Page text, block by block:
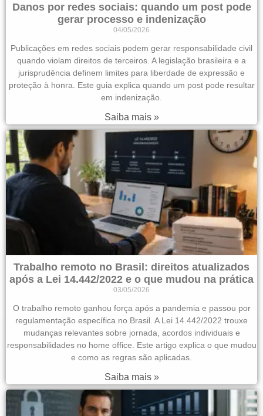
Danos por redes sociais: quando um post pode
gerar processo e indenização
04/05/2026
Publicações em redes sociais podem gerar responsabilidade civil
quando violam direitos de terceiros. A legislação brasileira e a
jurisprudência definem limites para liberdade de expressão e
proteção à honra. Este guia explica quando um post pode resultar
em indenização.
Saiba mais »
Trabalho remoto no Brasil: direitos atualizados
após a Lei 14.442/2022 e o que mudou na prática
03/05/2026
O trabalho remoto ganhou força após a pandemia e passou por
regulamentação específica no Brasil. A Lei 14.442/2022 trouxe
mudanças relevantes sobre jornada, acordos individuais e
responsabilidades no home office. Este artigo explica o que mudou
e como as regras são aplicadas.
Saiba mais »